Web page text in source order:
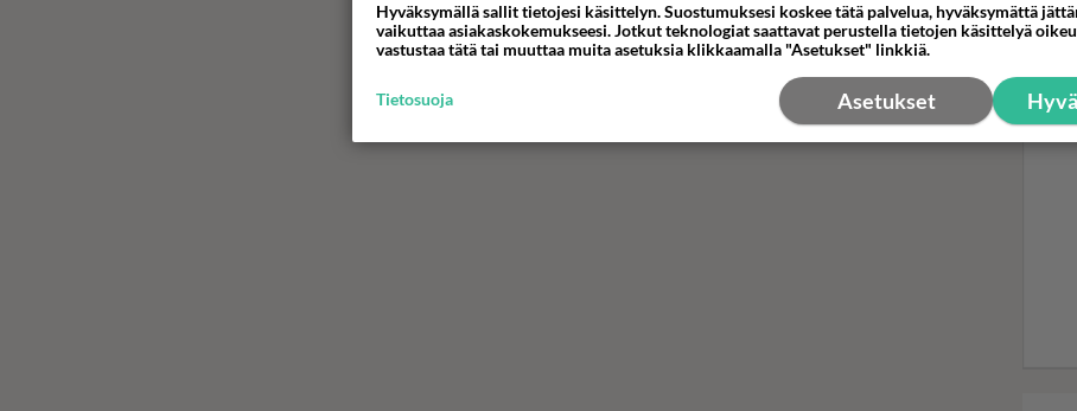
Hyväksymällä sallit tietojesi käsittelyn. Suostumuksesi koskee tätä palvelua, hyväksymättä
vaikuttaa asiakaskokemukseesi. Jotkut teknologiat saattavat perustella tietojen käsittelyä
vastustaa tätä tai muuttaa muita asetuksia klikkaamalla "Asetukset" linkkiä.
Asetukset
Tietosuoja